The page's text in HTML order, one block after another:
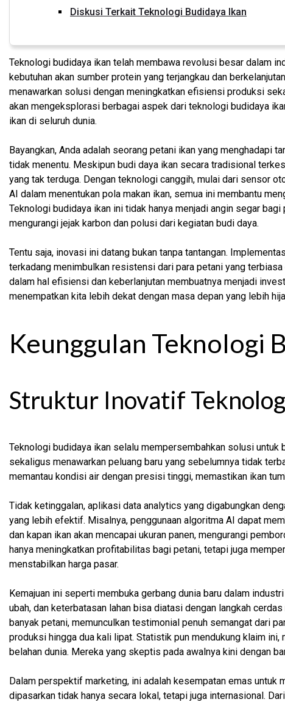
Diskusi Terkait Teknologi Budidaya Ikan
Teknologi budidaya ikan telah membawa revolusi besar dalam
kebutuhan akan sumber protein yang terjangkau dan
menawarkan solusi dengan meningkatkan efisiensi produksi
akan mengeksplorasi berbagai aspek dari teknologi budidaya
ikan di seluruh dunia.
Bayangkan, Anda adalah seorang petani ikan yang menghadapi
tidak menentu. Meskipun budi daya ikan secara tradisional
yang tak terduga. Dengan teknologi canggih, mulai dari sensor
AI dalam menentukan pola makan ikan, semua ini membantu
Teknologi budidaya ikan ini tidak hanya menjadi angin segar
mengurangi jejak karbon dan polusi dari kegiatan budi daya.
Tentu saja, inovasi ini datang bukan tanpa tantangan.
terkadang menimbulkan resistensi dari para petani yang
dalam hal efisiensi dan keberlanjutan membuatnya menjadi
menempatkan kita lebih dekat dengan masa depan yang lebih
Keunggulan Teknologi
Struktur Inovatif
Teknologi budidaya ikan selalu mempersembahkan solusi
sekaligus menawarkan peluang baru yang sebelumnya tidak
memantau kondisi air dengan presisi tinggi, memastikan ikan
Tidak ketinggalan, aplikasi data analytics yang digabungkan
yang lebih efektif. Misalnya, penggunaan algoritma AI dapat
dan kapan ikan akan mencapai ukuran panen, mengurangi
hanya meningkatkan profitabilitas bagi petani, tetapi juga
menstabilkan harga pasar.
Kemajuan ini seperti membuka gerbang dunia baru dalam
ubah, dan keterbatasan lahan bisa diatasi dengan langkah
banyak petani, memunculkan testimonial penuh semangat dari
produksi hingga dua kali lipat. Statistik pun mendukung klaim
belahan dunia. Mereka yang skeptis pada awalnya kini dengan
Dalam perspektif marketing, ini adalah kesempatan emas untuk
dipasarkan tidak hanya secara lokal, tetapi juga internasional.